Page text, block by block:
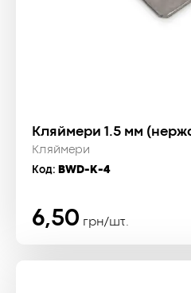
Кляймери 1.5 мм
Кляймери
Код: BWD-K-4
6,50 грн/шт.